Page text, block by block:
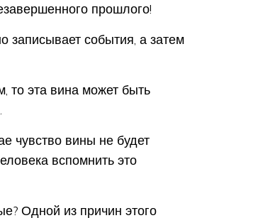
прошлого!
записывает события, а затем
то эта вина может быть
чувство вины не будет
вспомнить это
Одной из причин этого